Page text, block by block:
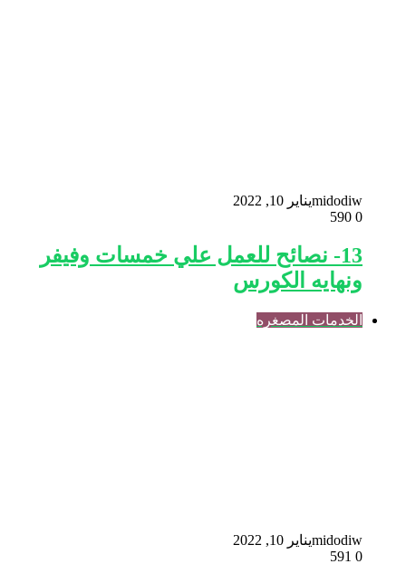
midodiwيناير 10, 2022
0
13- نصائح للعمل علي خمسات وفيفر
ونهايه الكورس
الخدمات المصغره
midodiwيناير 10, 2022
0